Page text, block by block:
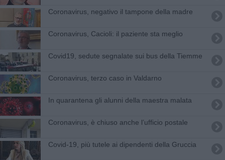
Coronavirus, negativo il tampone della madre
Coronavirus, Cacioli: il paziente sta meglio
Covid19, sedute segnalate sui bus della Tiemme
Coronavirus, terzo caso in Valdarno
In quarantena gli alunni della maestra malata
Coronavirus, è chiuso anche l’ufficio postale
Covid-19, più tutele ai dipendenti della Gruccia